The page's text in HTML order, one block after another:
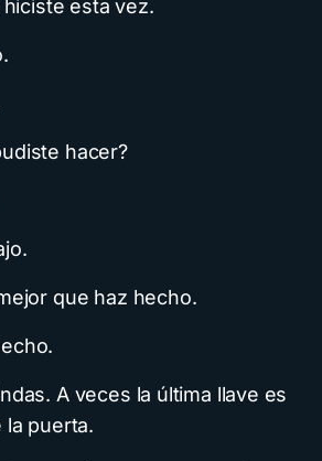
hiciste esta vez.
hacer?
que haz hecho.
A veces la última llave es
la puerta.